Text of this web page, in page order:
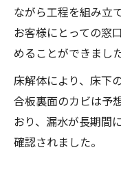
ながら工程を組み立
お客様にとっての窓
めることができました
床解体により、床下
合板裏面のカビは予
おり、漏水が長期間
確認されました。